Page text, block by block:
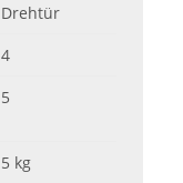
Drehtür
4
5
5 kg